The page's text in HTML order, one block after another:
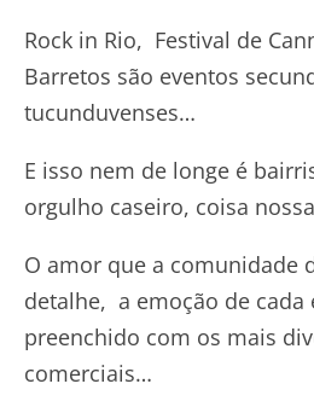
Rock in Rio, Festival de
Barretos são eventos
tucunduvenses…
E isso nem de longe é
orgulho caseiro, coisa
O amor que a comunidade
detalhe, a emoção de cada
preenchido com os mais
comerciais…